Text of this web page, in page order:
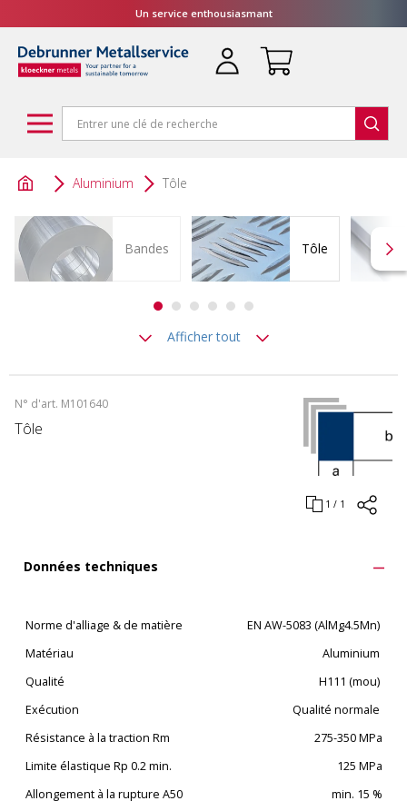
Un service enthousiasmant
Aluminium Tôle
Bandes Tôle
Afficher tout
N° d'art. M101640
1 / 1
Tôle
Données techniques
Norme d'alliage & de matière
EN AW-5083 (AlMg4.5Mn)
Matériau
Aluminium
Qualité
H111 (mou)
Exécution
Qualité normale
Résistance à la traction Rm
275-350 MPa
Limite élastique Rp 0.2 min.
125 MPa
Allongement à la rupture A50
min. 15 %